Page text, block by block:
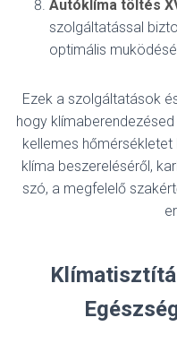
Autóklíma töltés
szolgáltatással
optimális
Ezek a szolgáltatások
hogy
kellemes
klíma beszereléséről,
szó, a megfelelő